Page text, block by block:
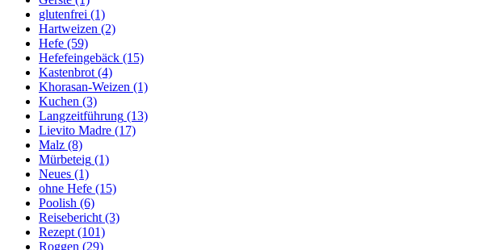
glutenfrei (1)
Hartweizen (2)
Hefe (59)
Hefefeingebäck (15)
Kastenbrot (4)
Khorasan-Weizen (1)
Kuchen (3)
Langzeitführung (13)
Lievito Madre (17)
Malz (8)
Mürbeteig (1)
Neues (1)
ohne Hefe (15)
Poolish (6)
Reisebericht (3)
Rezept (101)
Roggen (29)